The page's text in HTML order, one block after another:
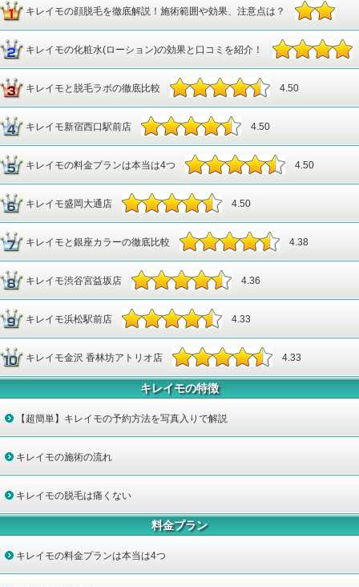
キレイモの顔脱毛を徹底解説！施術範囲や効果、注意点は？
4.67
キレイモの化粧水(ローション)の効果と口コミを紹介！
4.67
キレイモと脱毛ラボの徹底比較 4.50
キレイモ新宿西口駅前店 4.50
キレイモの料金プランは本当は4つ 4.50
キレイモ盛岡大通店 4.50
キレイモと銀座カラーの徹底比較 4.38
キレイモ渋谷宮益坂店 4.36
キレイモ浜松駅前店 4.33
キレイモ金沢 香林坊アトリオ店 4.33
キレイモの特徴
【超簡単】キレイモの予約方法を写真入りで解説
キレイモの施術の流れ
キレイモの脱毛は痛くない
料金プラン
キレイモの料金プランは本当は4つ